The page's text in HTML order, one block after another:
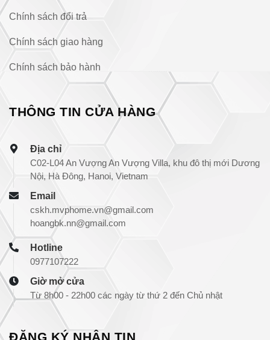
Chính sách đổi trả
Chính sách giao hàng
Chính sách bảo hành
THÔNG TIN CỬA HÀNG
Địa chỉ
C02-L04 An Vượng An Vượng Villa, khu đô thị mới Dương
Nội, Hà Đông, Hanoi, Vietnam
Email
cskh.mvphome.vn@gmail.com
hoangbk.nn@gmail.com
Hotline
0977107222
Giờ mở cửa
Từ 8h00 - 22h00 các ngày từ thứ 2 đến Chủ nhật
ĐĂNG KÝ NHẬN TIN